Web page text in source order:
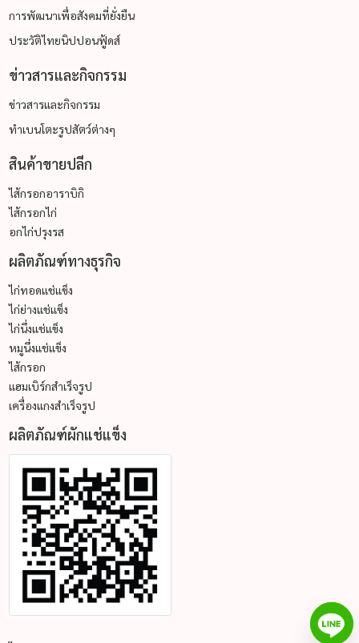
การพัฒนาเพื่อสังคมที่ยั่งยืน
ประวัติไทยนิปปอนฟู้ดส์
ข่าวสารและกิจกรรม
ข่าวสารและกิจกรรม
ทำเบนโตะรูปสัตว์ต่างๆ
สินค้าขายปลีก
ไส้กรอกอาราบิกิ
ไส้กรอกไก่
อกไก่ปรุงรส
ผลิตภัณฑ์ทางธุรกิจ
ไก่ทอดแช่แข็ง
ไก่ย่างแช่แข็ง
ไก่นึ่งแช่แข็ง
หมูนึ่งแช่แข็ง
ไส้กรอก
แฮมเบิร์กสำเร็จรูป
เครื่องแกงสำเร็จรูป
ผลิตภัณฑ์ผักแช่แข็ง